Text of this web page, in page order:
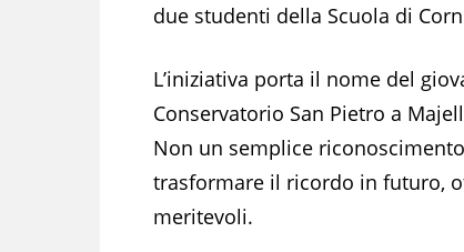
due studenti della Scuola di
L’iniziativa porta il nome del
Conservatorio San Pietro a
Non un semplice
trasformare il ricordo in futuro,
meritevoli.